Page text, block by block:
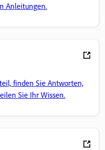
Anleitungen.
finden Sie Antworten,
Sie Ihr Wissen.